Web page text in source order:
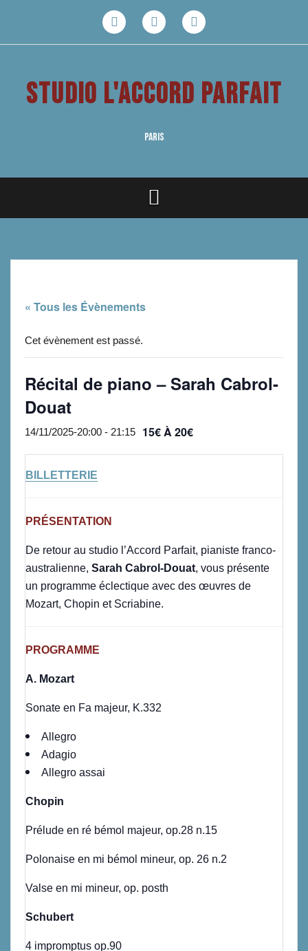
STUDIO L'ACCORD PARFAIT
PARIS
« Tous les Évènements
Cet évènement est passé.
Récital de piano – Sarah Cabrol-
Douat
14/11/2025-20:00 - 21:15 15€ À 20€
BILLETTERIE
PRÉSENTATION
De retour au studio l’Accord Parfait, pianiste franco-
australienne, Sarah Cabrol-Douat, vous présente
un programme éclectique avec des œuvres de
Mozart, Chopin et Scriabine.
PROGRAMME
A. Mozart
Sonate en Fa majeur, K.332
Allegro
Adagio
Allegro assai
Chopin
Prélude en ré bémol majeur, op.28 n.15
Polonaise en mi bémol mineur, op. 26 n.2
Valse en mi mineur, op. posth
Schubert
4 impromptus op.90